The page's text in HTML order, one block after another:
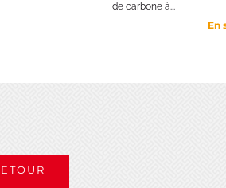
de carbone à...
En